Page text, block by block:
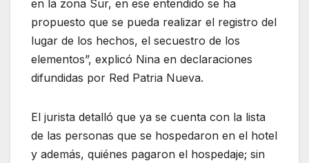
en la zona Sur, en ese entendido se ha
propuesto que se pueda realizar el registro del
lugar de los hechos, el secuestro de los
elementos”, explicó Nina en declaraciones
difundidas por Red Patria Nueva.
El jurista detalló que ya se cuenta con la lista
de las personas que se hospedaron en el hotel
y además, quiénes pagaron el hospedaje; sin